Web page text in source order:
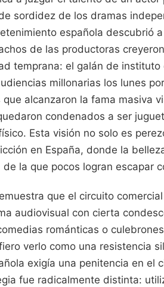
sordidez de los dramas
española descubrió
de las productoras
temprana: el galán de
millonarias los lunes
alcanzaron la fama masiva
condenados a ser
Esta visión no solo es
en España, donde la
la que pocos logran escapar
que el circuito
audiovisual con cierta
románticas o
verlo como una resistencia
exigía una penitencia en el
fue radicalmente distinta: